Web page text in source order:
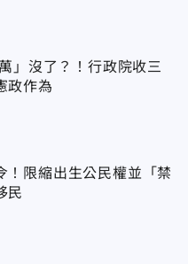
」沒了？！行政院收三
政作為
！限縮出生公民權並「禁
民